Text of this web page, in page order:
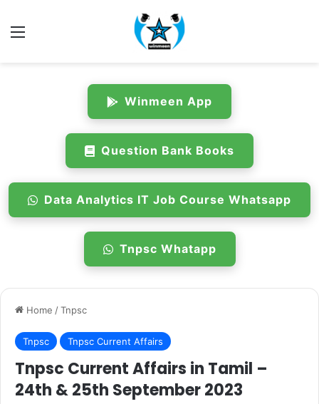
Menu
Winmeen App
Question Bank Books
Data Analytics IT Job Course Whatsapp
Tnpsc Whatapp
Home /Tnpsc
Tnpsc Tnpsc Current Affairs
Tnpsc Current Affairs in Tamil –
24th & 25th September 2023